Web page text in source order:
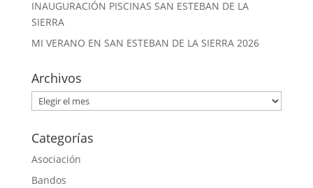
INAUGURACIÓN PISCINAS SAN ESTEBAN DE LA
SIERRA
MI VERANO EN SAN ESTEBAN DE LA SIERRA 2026
Archivos
Archivos
Categorías
Asociación
Bandos